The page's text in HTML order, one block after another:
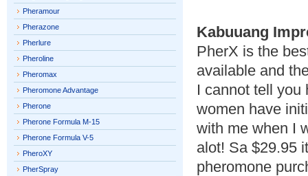
Kabuuang
PherX is the
available and
I cannot tell you
women have
with me when I
alot! Sa $29.95
pheromone
Pheramour
Pherazone
Pherlure
Pheroline
Pheromax
Pheromone Advantage
Pherone
Pherone Formula M-15
Pherone Formula V-5
PheroXY
PherSpray